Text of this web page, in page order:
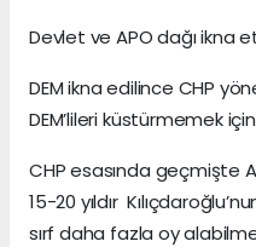
Devlet ve APO dağı ikna
DEM ikna edilince CHP
DEM’lileri küstürmemek
CHP esasında geçmişte
15-20 yıldır
sırf daha fazla oy